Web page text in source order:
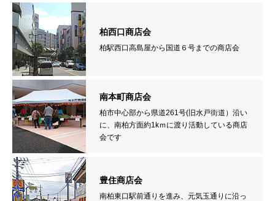
柏西口商店会
柏駅西口高島屋から国道６号までの商店会
南本町商店会
柏市中心部から県道261号(旧水戸街道）沿い
に、南柏方面約1kｍに渡り活動している商店
会です
豊住商店会
南柏東口駅前通りを進み、元気玉通りに沿っ